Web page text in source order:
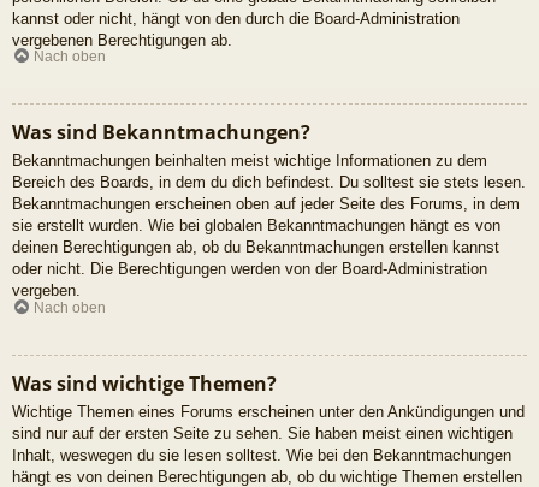
kannst oder nicht, hängt von den durch die Board-Administration
vergebenen Berechtigungen ab.
Nach oben
Was sind Bekanntmachungen?
Bekanntmachungen beinhalten meist wichtige Informationen zu dem
Bereich des Boards, in dem du dich befindest. Du solltest sie stets lesen.
Bekanntmachungen erscheinen oben auf jeder Seite des Forums, in dem
sie erstellt wurden. Wie bei globalen Bekanntmachungen hängt es von
deinen Berechtigungen ab, ob du Bekanntmachungen erstellen kannst
oder nicht. Die Berechtigungen werden von der Board-Administration
vergeben.
Nach oben
Was sind wichtige Themen?
Wichtige Themen eines Forums erscheinen unter den Ankündigungen und
sind nur auf der ersten Seite zu sehen. Sie haben meist einen wichtigen
Inhalt, weswegen du sie lesen solltest. Wie bei den Bekanntmachungen
hängt es von deinen Berechtigungen ab, ob du wichtige Themen erstellen